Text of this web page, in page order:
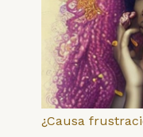
¿Causa